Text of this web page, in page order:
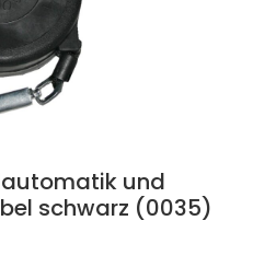
und
schwarz (0035)